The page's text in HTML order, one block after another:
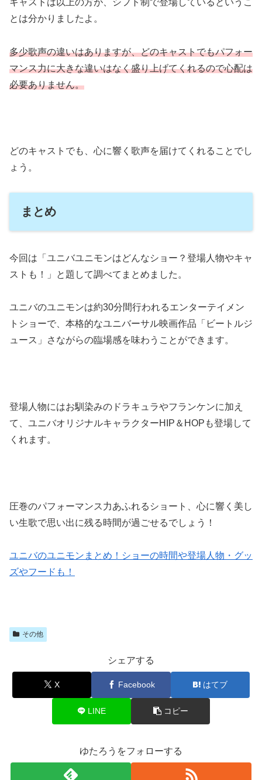
キャストは以上の方が、シフト制で登場しているというこ
とは分かりましたよ。
多少歌声の違いはありますが、どのキャストでもパフォー
マンス力に大きな違いはなく盛り上げてくれるので心配は
必要ありません。
どのキャストでも、心に響く歌声を届けてくれることでし
ょう。
まとめ
今回は「ユニバユニモンはどんなショー？登場人物やキャ
ストも！」と題して調べてまとめました。
ユニバのユニモンは約30分間行われるエンターテイメン
トショーで、本格的なユニバーサル映画作品「ビートルジ
ュース」さながらの臨場感を味わうことができます。
登場人物にはお馴染みのドラキュラやフランケンに加え
て、ユニバオリジナルキャラクターHIP＆HOPも登場して
くれます。
圧巻のパフォーマンス力あふれるショート、心に響く美し
い生歌で思い出に残る時間が過ごせるでしょう！
ユニバのユニモンまとめ！ショーの時間や登場人物・グッ
ズやフードも！
その他
シェアする
X Facebook はてブ
LINE コピー
ゆたろうをフォローする